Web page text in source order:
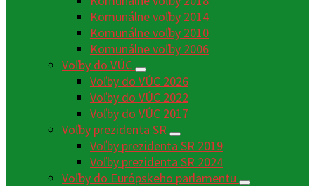
Komunálne voľby 2014
Komunálne voľby 2010
Komunálne voľby 2006
Voľby do VÚC
Voľby do VÚC 2026
Voľby do VÚC 2022
Voľby do VÚC 2017
Voľby prezidenta SR
Voľby prezidenta SR 2019
Voľby prezidenta SR 2024
Voľby do Európskeho parlamentu